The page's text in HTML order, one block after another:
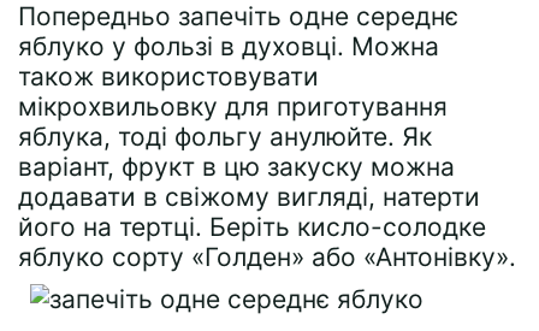
Попередньо запечіть одне середнє
яблуко у фользі в духовці. Можна
також використовувати
мікрохвильовку для приготування
яблука, тоді фольгу анулюйте. Як
варіант, фрукт в цю закуску можна
додавати в свіжому вигляді, натерти
його на тертці. Беріть кисло-солодке
яблуко сорту «Голден» або «Антонівку».